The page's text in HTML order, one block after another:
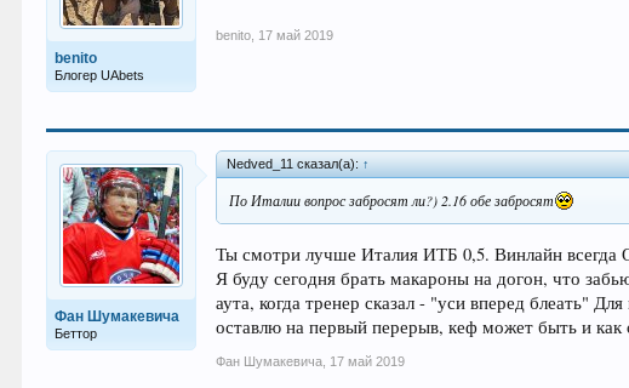
benito
Блогер UAbets
benito 17 май 2019
Фан Шумакевича
Беттор
Nedved_11 сказал(а): ↑
По Италии вопрос забросят ли?) 2.16 обе забросят
Ты смотри лучше Италия ИТБ 0,5. Винлайн
Я буду сегодня брать макароны на догон, что
аута, когда тренер сказал - "уси вперед блеать"
оставлю на первый перерыв, кеф может быть и как
Фан Шумакевича 17 май 2019